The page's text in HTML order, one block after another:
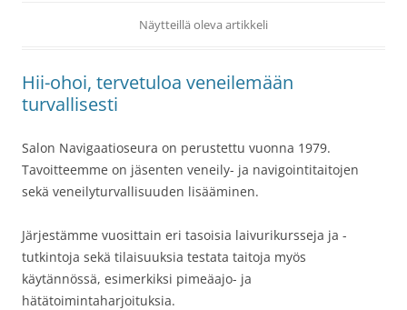
Näytteillä oleva artikkeli
Hii-ohoi, tervetuloa veneilemään
turvallisesti
Salon Navigaatioseura on perustettu vuonna 1979.
Tavoitteemme on jäsenten veneily- ja navigointitaitojen
sekä veneilyturvallisuuden lisääminen.
Järjestämme vuosittain eri tasoisia laivurikursseja ja -
tutkintoja sekä tilaisuuksia testata taitoja myös
käytännössä, esimerkiksi pimeäajo- ja
hätätoimintaharjoituksia.